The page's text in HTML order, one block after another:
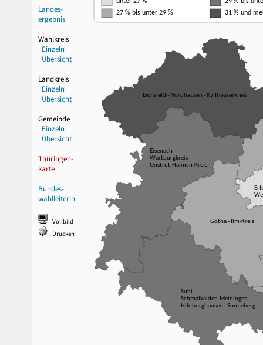
Landes-
ergebnis
Wahlkreis
Einzeln
Übersicht
Landkreis
Einzeln
Übersicht
Gemeinde
Einzeln
Übersicht
Thüringen-
karte
Bundes-
wahlleiterin
Vollbild
Drucken
Suhl -
Schmalkalden-Meiningen -
Hildburghausen - Sonneberg
Gotha - Ilm-Kreis
Eisenach -
Wartburgkreis -
Unstrut-Hainich-Kreis
Eichsfeld - Nordhausen - Kyffhäuserkreis
27 % bis unter 29 %
31 % und